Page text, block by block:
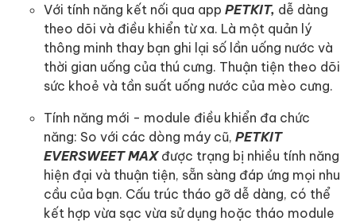
Với tính năng kết nối qua app PETKIT, dễ dàng
theo dõi và điều khiển từ xa. Là một quản lý
thông minh thay bạn ghi lại số lần uống nước và
thời gian uống của thú cưng. Thuận tiện theo dõi
sức khoẻ và tần suất uống nước của mèo cưng.
Tính năng mới - module điều khiển đa chức
năng: So với các dòng máy cũ, PETKIT
EVERSWEET MAXđược trạng bị nhiều tính năng
hiện đại và thuận tiện, sẵn sàng đáp ứng mọi nhu
cầu của bạn. Cấu trúc tháo gỡ dễ dàng, có thể
kết hợp vừa sạc vừa sử dụng hoặc tháo module